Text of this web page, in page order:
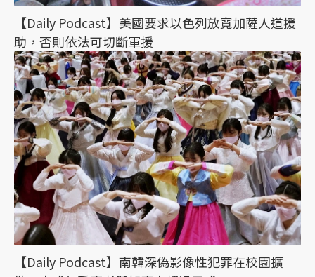
【Daily Podcast】美國要求以色列放寬加薩人道援
助，否則依法可切斷軍援
【Daily Podcast】南韓深偽影像性犯罪在校園擴